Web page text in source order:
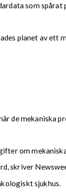
som spårat
planet av ett
de mekaniska
om
skriver
sjukhus.